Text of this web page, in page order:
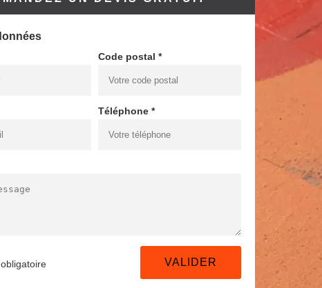
Code postal *
Téléphone *